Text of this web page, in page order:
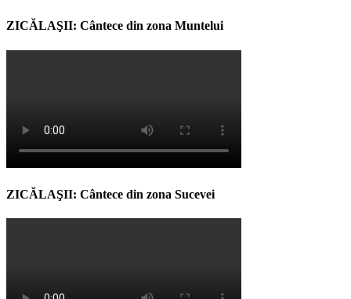
ZICĂLAŞII: Cântece din zona Muntelui
ZICĂLAŞII: Cântece din zona Sucevei